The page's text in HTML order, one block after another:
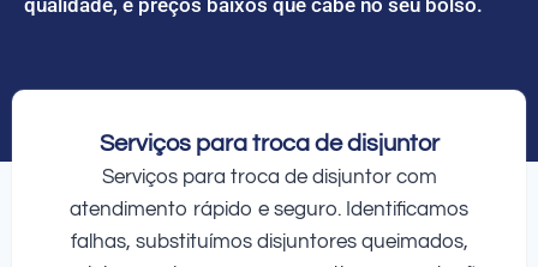
Serviços para troca de disjuntor
Serviços para troca de disjuntor com
atendimento rápido e seguro. Identificamos
falhas, substituímos disjuntores queimados,